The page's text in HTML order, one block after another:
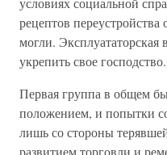
рецептов переустройства
могли. Эксплуататорская
укрепить свое господство.
Первая группа в общем
положением, и попытки
лишь со стороны
развитием торговли и